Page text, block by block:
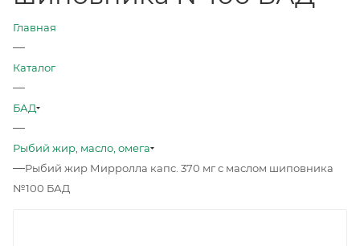
Главная
—
Каталог
—
БАД
—
Рыбий жир, масло, омега
—Рыбий жир Мирролла капс. 370 мг с маслом шиповника
№100 БАД